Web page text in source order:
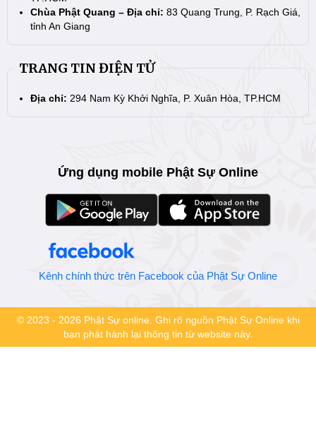
Chùa Phật Quang – Địa chỉ: 83 Quang Trung, P. Rạch Giá,
tỉnh An Giang
TRANG TIN ĐIỆN TỬ
Địa chỉ: 294 Nam Kỳ Khởi Nghĩa, P. Xuân Hòa, TP.HCM
Ứng dụng mobile Phật Sự Online
Kênh chính thức trên Facebook của Phật Sự Online
© 2023 - 2026 Phật Sự online. Ghi rõ nguồn Phật Sự Online khi
bạn phát hành lại thông tin từ website này.